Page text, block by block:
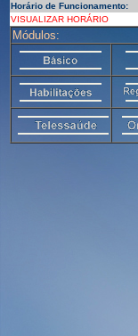
Horário de Funcionamento:
VISUALIZAR HORÁRIO
Módulos: